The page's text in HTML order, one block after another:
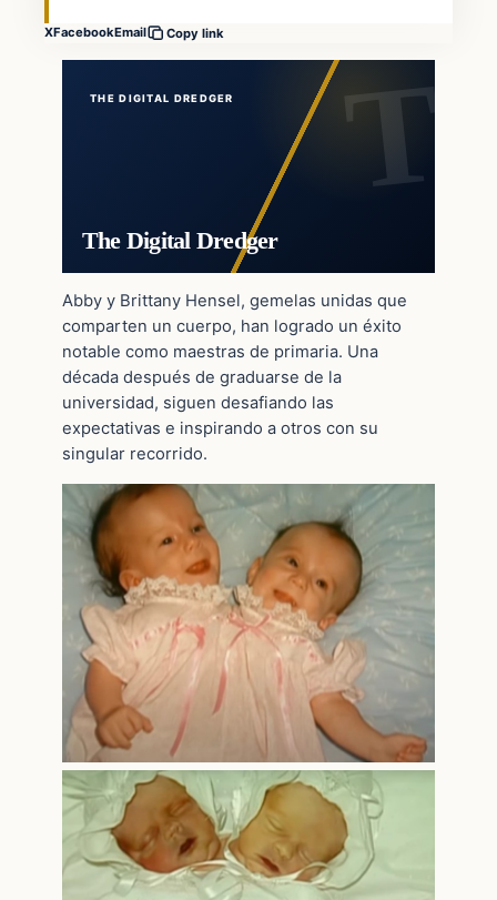
XFacebookEmail Copy link
THE DIGITAL DREDGER
The Digital Dredger
Abby y Brittany Hensel, gemelas unidas que
comparten un cuerpo, han logrado un éxito
notable como maestras de primaria. Una
década después de graduarse de la
universidad, siguen desafiando las
expectativas e inspirando a otros con su
singular recorrido.